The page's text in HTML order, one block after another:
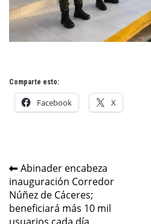
Comparte esto:
Facebook X
Navegación
de
entradas
Abinader encabeza
inauguración Corredor
Núñez de Cáceres;
beneficiará más 10 mil